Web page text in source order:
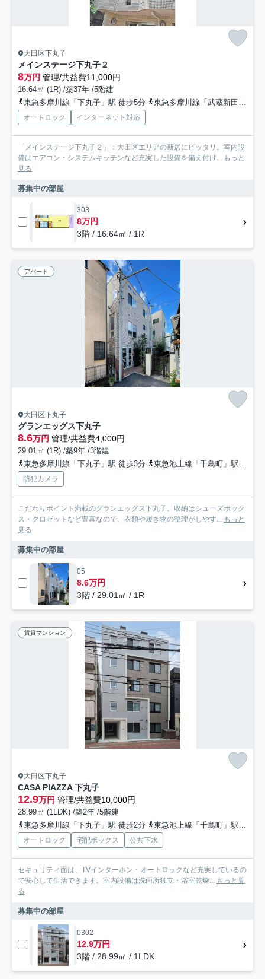
大田区下丸子
メインステージ下丸子２
8万円 管理/共益費11,000円
16.64㎡ (1R) /築37年 /5階建
東急多摩川線「下丸子」駅 徒歩5分
東急多摩川線「武蔵新田」駅 徒歩7分
オートロック インターネット対応
「メインステージ下丸子２」：大田区エリアの新居にピッタリ。室内設
備はエアコン・システムキッチンなど充実した設備を備え付け... もっと
見る
募集中の部屋
303
8万円
3階 / 16.64㎡ / 1R
アパート
大田区下丸子
グランエッグス下丸子
8.6万円 管理/共益費4,000円
29.01㎡ (1R) /築9年 /3階建
東急多摩川線「下丸子」駅 徒歩3分
東急池上線「千鳥町」駅 徒歩10分
防犯カメラ
こだわりポイント満載のグランエッグス下丸子。収納はシューズボック
ス・クロゼットなど豊富なので、衣類や履き物の整理がしやす... もっと
見る
募集中の部屋
05
8.6万円
3階 / 29.01㎡ / 1R
賃貸マンション
大田区下丸子
CASA PIAZZA 下丸子
12.9万円 管理/共益費10,000円
28.99㎡ (1LDK) /築2年 /5階建
東急多摩川線「下丸子」駅 徒歩2分
東急池上線「千鳥町」駅 徒歩10分
オートロック 宅配ボックス 公共下水
セキュリティ面は、TVインターホン・オートロックなど充実しているの
で安心して生活できます。室内設備は洗面所独立・浴室乾燥... もっと見
る
募集中の部屋
0302
12.9万円
3階 / 28.99㎡ / 1LDK